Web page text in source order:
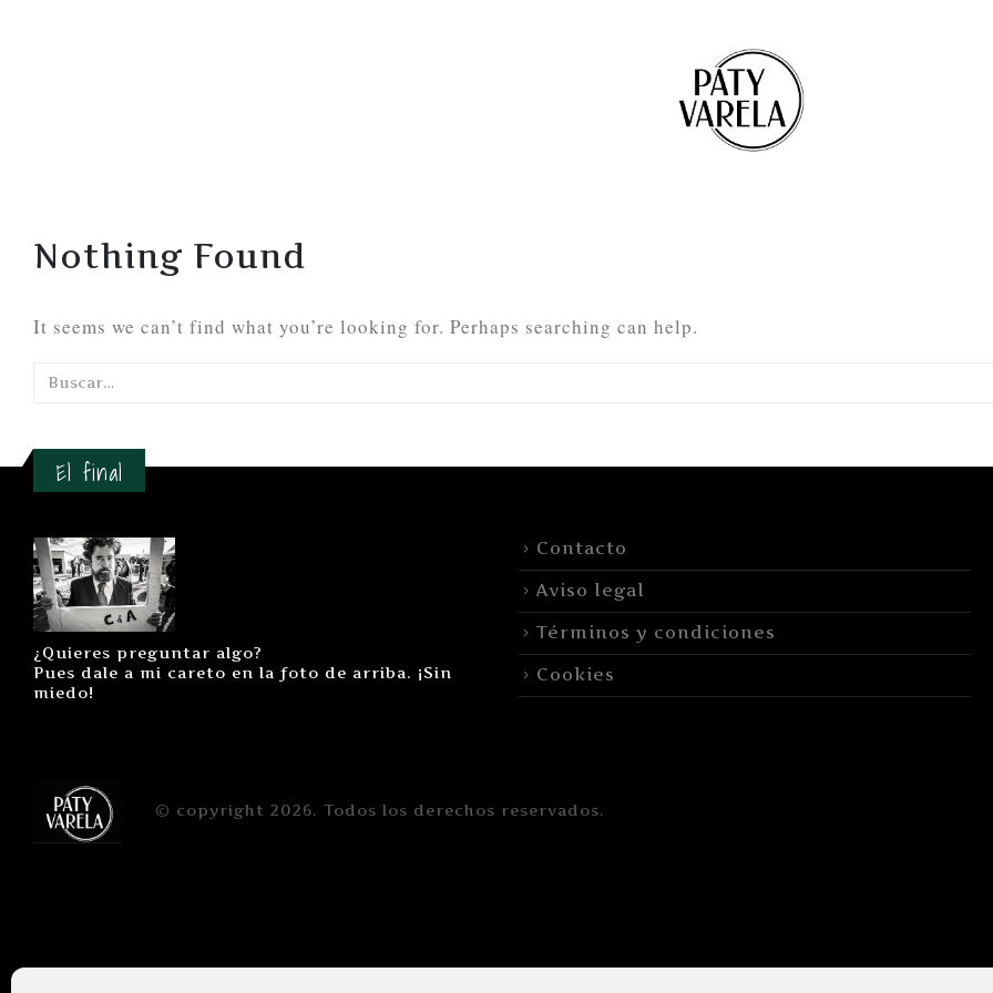
Nothing Found
It seems we can’t find what you’re looking for. Perhaps searching can help.
El final
¿Quieres preguntar algo?
Pues dale a mi careto en la foto de arriba. ¡Sin
miedo!
Contacto
Aviso legal
Términos y condiciones
Cookies
© copyright 2026. Todos los derechos reservados.